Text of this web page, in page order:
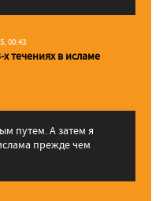
00:43
течениях в исламе
путем. А затем я
прежде чем